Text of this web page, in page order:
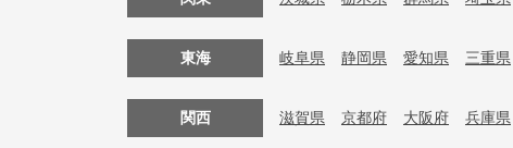
東海 岐阜県 静岡県 愛知県 三重県
関西 滋賀県 京都府 大阪府 兵庫県